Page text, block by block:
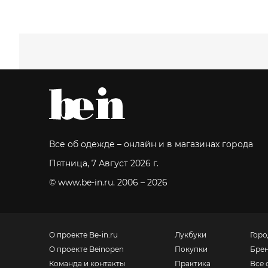
Все об одежде – онлайн и в магазинах города
Пятница, 7 Август 2026 г.
© www.be-in.ru. 2006 – 2026
О проекте Be-in.ru
О проекте Beinopen
Команда и контакты
Лукбуки
Покупки
Практика
Все